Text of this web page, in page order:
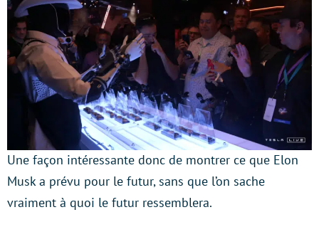
Une façon intéressante donc de montrer ce que Elon
Musk a prévu pour le futur, sans que l’on sache
vraiment à quoi le futur ressemblera.